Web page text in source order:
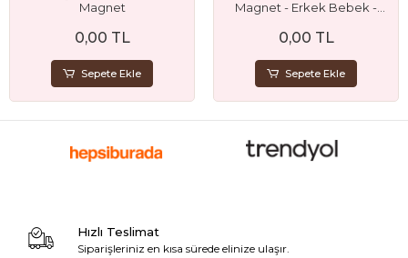
Magnet
0,00 TL
Sepete Ekle
Magnet - Erkek Bebek -
Hediyelik
0,00 TL
Sepete Ekle
Hızlı Teslimat
Siparişleriniz en kısa sürede elinize ulaşır.